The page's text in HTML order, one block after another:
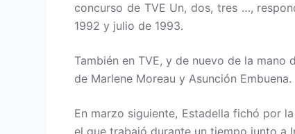
concurso de TVE Un, dos, tres …,
1992 y julio de 1993.
También en TVE, y de nuevo de la
de Marlene Moreau y Asunción Embuena.
En marzo siguiente, Estadella fichó por
el que trabajó durante un tiempo junto a